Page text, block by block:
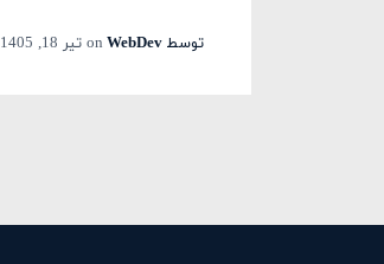
توسطWebDev
on تیر 18, 1405